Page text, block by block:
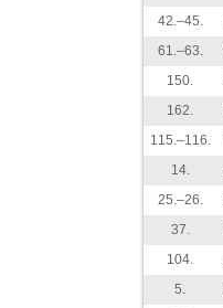
42.–45.
61.–63.
150.
162.
115.–116.
14.
25.–26.
37.
104.
5.